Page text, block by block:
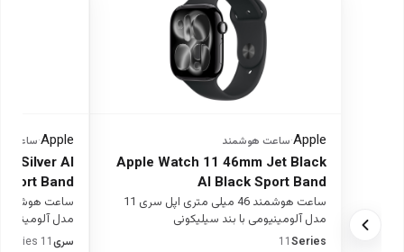
Apple
·ساعت هوشمند
Apple Watch 11 46mm Jet Black
Al Black Sport Band
ساعت هوشمند 46 میلی متری اپل سری 11
مدل آلومینیومی با بند سیلیکونی
Series
11
Apple
·ساعت
Silver Al
Band
مدل
سریSeries 11